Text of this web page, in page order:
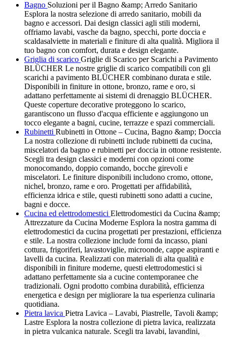
Bagno Soluzioni per il Bagno &amp; Arredo Sanitario
Esplora la nostra selezione di arredo sanitario, mobili da
bagno e accessori. Dai design classici agli stili moderni,
offriamo lavabi, vasche da bagno, specchi, porte doccia e
scaldasalviette in materiali e finiture di alta qualità. Migliora il
tuo bagno con comfort, durata e design elegante.
Griglia di scarico Griglie di Scarico per Scarichi a Pavimento
BLÜCHER Le nostre griglie di scarico compatibili con gli
scarichi a pavimento BLÜCHER combinano durata e stile.
Disponibili in finiture in ottone, bronzo, rame e oro, si
adattano perfettamente ai sistemi di drenaggio BLÜCHER.
Queste coperture decorative proteggono lo scarico,
garantiscono un flusso d'acqua efficiente e aggiungono un
tocco elegante a bagni, cucine, terrazze e spazi commerciali.
Rubinetti Rubinetti in Ottone – Cucina, Bagno &amp; Doccia
La nostra collezione di rubinetti include rubinetti da cucina,
miscelatori da bagno e rubinetti per doccia in ottone resistente.
Scegli tra design classici e moderni con opzioni come
monocomando, doppio comando, bocche girevoli e
miscelatori. Le finiture disponibili includono cromo, ottone,
nichel, bronzo, rame e oro. Progettati per affidabilità,
efficienza idrica e stile, questi rubinetti sono adatti a cucine,
bagni e docce.
Cucina ed elettrodomestici Elettrodomestici da Cucina &amp;
Attrezzature da Cucina Moderne Esplora la nostra gamma di
elettrodomestici da cucina progettati per prestazioni, efficienza
e stile. La nostra collezione include forni da incasso, piani
cottura, frigoriferi, lavastoviglie, microonde, cappe aspiranti e
lavelli da cucina. Realizzati con materiali di alta qualità e
disponibili in finiture moderne, questi elettrodomestici si
adattano perfettamente sia a cucine contemporanee che
tradizionali. Ogni prodotto combina durabilità, efficienza
energetica e design per migliorare la tua esperienza culinaria
quotidiana.
Pietra lavica Pietra Lavica – Lavabi, Piastrelle, Tavoli &amp;
Lastre Esplora la nostra collezione di pietra lavica, realizzata
in pietra vulcanica naturale. Scegli tra lavabi, lavandini,